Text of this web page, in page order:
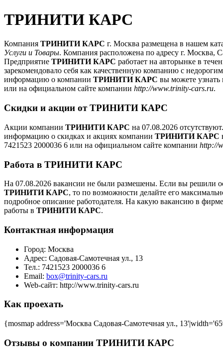
ТРИНИТИ КАРС
Компания ТРИНИТИ КАРС г. Москва размещена в нашем
Услуги и Товары. Компания расположена по адресу г. Москва,
Предприятие ТРИНИТИ КАРС работает на авторынке в
зарекомендовало себя как качественную компанию с
информацию о компании ТРИНИТИ КАРС вы можете узнать
или на официальном сайте компании http://www.trinity-cars.ru.
Скидки и акции от ТРИНИТИ КАРС
Акции компании ТРИНИТИ КАРС на 07.08.2026
информацию о скидках и акциях компании ТРИНИТИ КАРС
7421523 2000036 6 или на официальном сайте компании http://
Работа в ТРИНИТИ КАРС
На 07.08.2026 вакансии не были размешены. Если вы решили
ТРИНИТИ КАРС, то по возможности делайте его
подробное описание работодателя. На какую вакансию в
работы в ТРИНИТИ КАРС.
Контактная информация
Город: Москва
Адрес: Садовая-Самотечная ул., 13
Тел.: 7421523 2000036 6
Email: box@trinity-cars.ru
Web-сайт: http://www.trinity-cars.ru
Как проехать
{mosmap address='Москва Садовая-Самотечная ул.,
Отзывы о компании ТРИНИТИ КАРС